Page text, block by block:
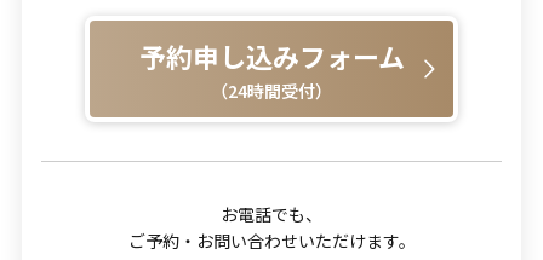
予約申し込みフォーム
（24時間受付）
お電話でも、
ご予約・お問い合わせいただけます。